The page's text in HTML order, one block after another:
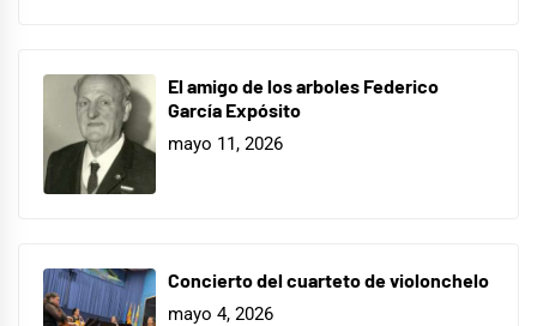
El amigo de los arboles Federico
García Expósito
mayo 11, 2026
Concierto del cuarteto de violonchelo
mayo 4, 2026